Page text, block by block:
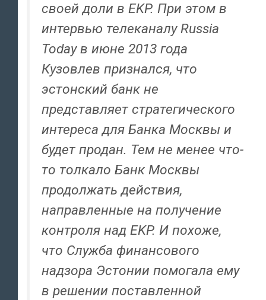
своей доли в EKP. При этом в
интервью телеканалу Russia
Today в июне 2013 года
Кузовлев признался, что
эстонский банк не
представляет стратегического
интереса для Банка Москвы и
будет продан. Тем не менее что-
то толкало Банк Москвы
продолжать действия,
направленные на получение
контроля над EKP. И похоже,
что Служба финансового
надзора Эстонии помогала ему
в решении поставленной